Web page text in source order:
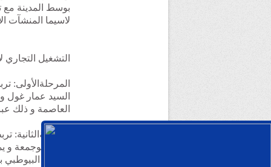
بوسط المدينة مع
لاسيما المنشآت
التشغيل
العاصمة و ذلك عبر (5)
بالمعهد